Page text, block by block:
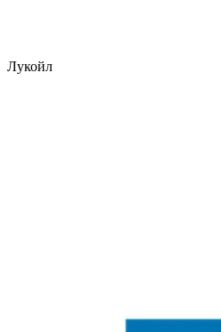
Лукойл